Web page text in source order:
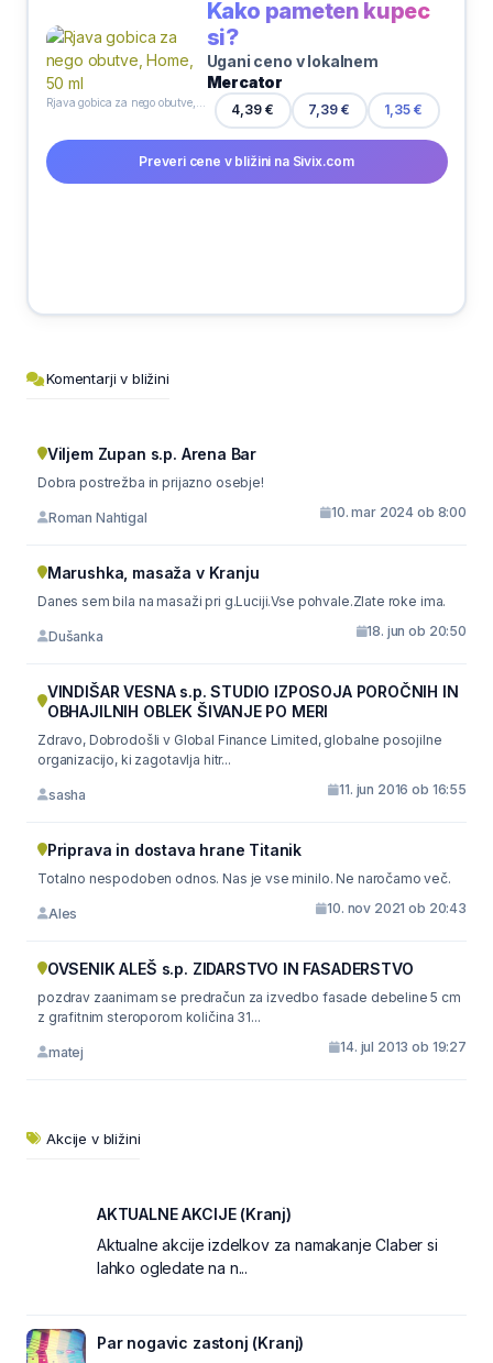
Kako pameten kupec
si?
Ugani ceno v lokalnem
Mercator
4,39 € 7,39 € 1,35 €
Preveri cene v bližini na Sivix.com
Komentarji v bližini
Viljem Zupan s.p. Arena Bar
Dobra postrežba in prijazno osebje!
Roman Nahtigal 10. mar 2024 ob 8:00
Marushka, masaža v Kranju
Danes sem bila na masaži pri g.Luciji.Vse pohvale.Zlate roke ima.
Dušanka 18. jun ob 20:50
VINDIŠAR VESNA s.p. STUDIO IZPOSOJA POROČNIH IN
OBHAJILNIH OBLEK ŠIVANJE PO MERI
Zdravo, Dobrodošli v Global Finance Limited, globalne posojilne
organizacijo, ki zagotavlja hitr...
sasha 11. jun 2016 ob 16:55
Priprava in dostava hrane Titanik
Totalno nespodoben odnos. Nas je vse minilo. Ne naročamo več.
Ales 10. nov 2021 ob 20:43
OVSENIK ALEŠ s.p. ZIDARSTVO IN FASADERSTVO
pozdrav zaanimam se predračun za izvedbo fasade debeline 5 cm
z grafitnim steroporom količina 31...
matej 14. jul 2013 ob 19:27
Akcije v bližini
AKTUALNE AKCIJE (Kranj)
Aktualne akcije izdelkov za namakanje Claber si
lahko ogledate na n...
Par nogavic zastonj (Kranj)